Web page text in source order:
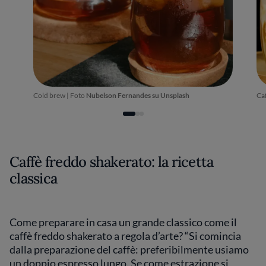
Cold brew | Foto Nubelson Fernandessu Unsplash
Caffè freddo shakerato: la ricetta
classica
Come preparare in casa un grande classico come il
caffè freddo shakerato a regola d’arte? “Si comincia
dalla preparazione del caffè: preferibilmente usiamo
un doppio espresso lungo. Se come estrazione si